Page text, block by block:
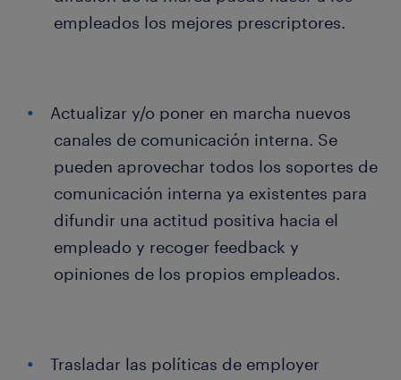
empleados los mejores prescriptores.
Actualizar y/o poner en marcha nuevos
canales de comunicación interna. Se
pueden aprovechar todos los soportes de
comunicación interna ya existentes para
difundir una actitud positiva hacia el
empleado y recoger feedback y
opiniones de los propios empleados.
Trasladar las políticas de employer